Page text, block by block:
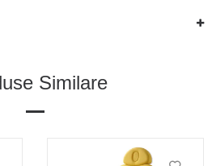
Similare